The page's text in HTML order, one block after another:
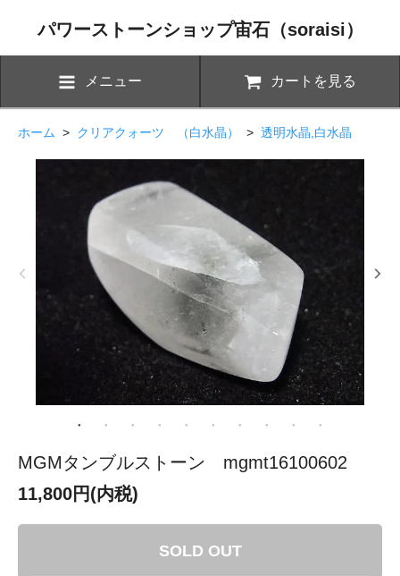
パワーストーンショップ宙石（soraisi）
メニュー カートを見る
ホーム > クリアクォーツ （白水晶） > 透明水晶,白水晶
MGMタンブルストーン mgmt16100602
11,800円(内税)
SOLD OUT